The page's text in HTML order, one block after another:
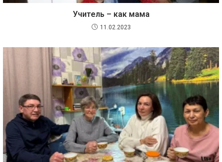
Учитель – как мама
11.02.2023